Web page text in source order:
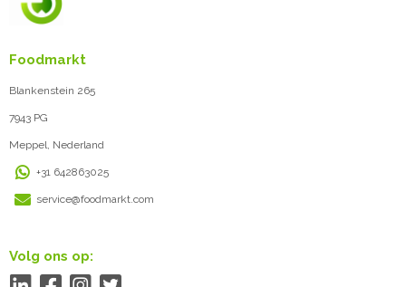
Foodmarkt
Blankenstein 265
7943 PG
Meppel, Nederland
+31 642863025
service@foodmarkt.com
Volg ons op: